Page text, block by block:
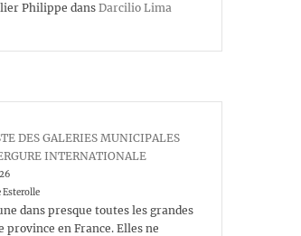
Philippe dans Darcilio Lima
DES GALERIES MUNICIPALES
INTERNATIONALE
Esterolle
dans presque toutes les grandes
province en France. Elles ne